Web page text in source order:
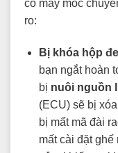
có máy móc
ro:
Bị khóa hộp
bạn ngắt hoàn
bị nuôi nguồn
(ECU) sẽ bị
bị mất mã đài
mất cài đặt